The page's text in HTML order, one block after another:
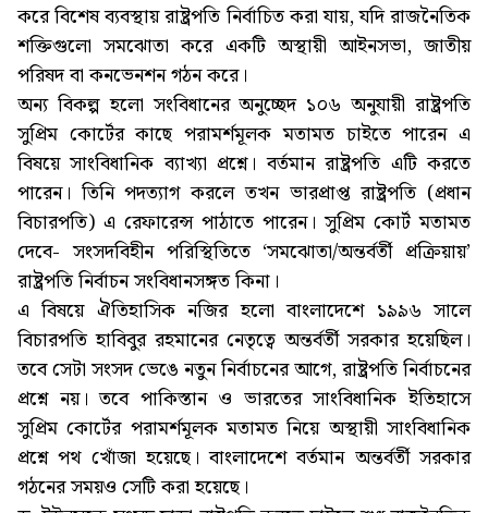
করে বিশেষ ব্যবস্থায় রাষ্ট্রপতি নির্বাচিত করা যায়, যদি রাজনৈতিক
শক্তিগুলো সমঝোতা করে একটি অস্থায়ী আইনসভা, জাতীয়
পরিষদ বা কনভেনশন গঠন করে।
অন্য বিকল্প হলো সংবিধানের অনুচ্ছেদ ১০৬ অনুযায়ী রাষ্ট্রপতি
সুপ্রিম কোর্টের কাছে পরামর্শমূলক মতামত চাইতে পারেন এ
বিষয়ে সাংবিধানিক ব্যাখ্যা প্রশ্নে। বর্তমান রাষ্ট্রপতি এটি করতে
পারেন। তিনি পদত্যাগ করলে তখন ভারপ্রাপ্ত রাষ্ট্রপতি (প্রধান
বিচারপতি) এ রেফারেন্স পাঠাতে পারেন। সুপ্রিম কোর্ট মতামত
দেবে- সংসদবিহীন পরিস্থিতিতে ‘সমঝোতা/অন্তর্বর্তী প্রক্রিয়ায়’
রাষ্ট্রপতি নির্বাচন সংবিধানসঙ্গত কিনা।
এ বিষয়ে ঐতিহাসিক নজির হলো বাংলাদেশে ১৯৯৬ সালে
বিচারপতি হাবিবুর রহমানের নেতৃত্বে অন্তর্বর্তী সরকার হয়েছিল।
তবে সেটা সংসদ ভেঙে নতুন নির্বাচনের আগে, রাষ্ট্রপতি নির্বাচনের
প্রশ্নে নয়। তবে পাকিস্তান ও ভারতের সাংবিধানিক ইতিহাসে
সুপ্রিম কোর্টের পরামর্শমূলক মতামত নিয়ে অস্থায়ী সাংবিধানিক
প্রশ্নে পথ খোঁজা হয়েছে। বাংলাদেশে বর্তমান অন্তর্বর্তী সরকার
গঠনের সময়ও সেটি করা হয়েছে।